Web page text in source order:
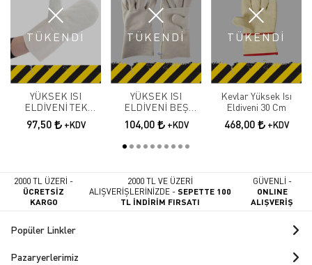
TÜKENDİ
YÜKSEK ISI
ELDİVENİ TEK
PARMAK P-120
97,50 +KDV
TÜKENDİ
YÜKSEK ISI
ELDİVENİ BEŞ
PARMAK P-121
104,00 +KDV
TÜKENDİ
Kevlar Yüksek Isı
Eldiveni 30 Cm
468,00 +KDV
2000 TL ÜZERİ -
ÜCRETSİZ
KARGO
2000 TL VE ÜZERİ
ALIŞVERİŞLERİNİZDE -SEPETTE 100
TL İNDİRİM FIRSATI
GÜVENLİ -
ONLINE
ALIŞVERİŞ
Popüler Linkler
Pazaryerlerimiz